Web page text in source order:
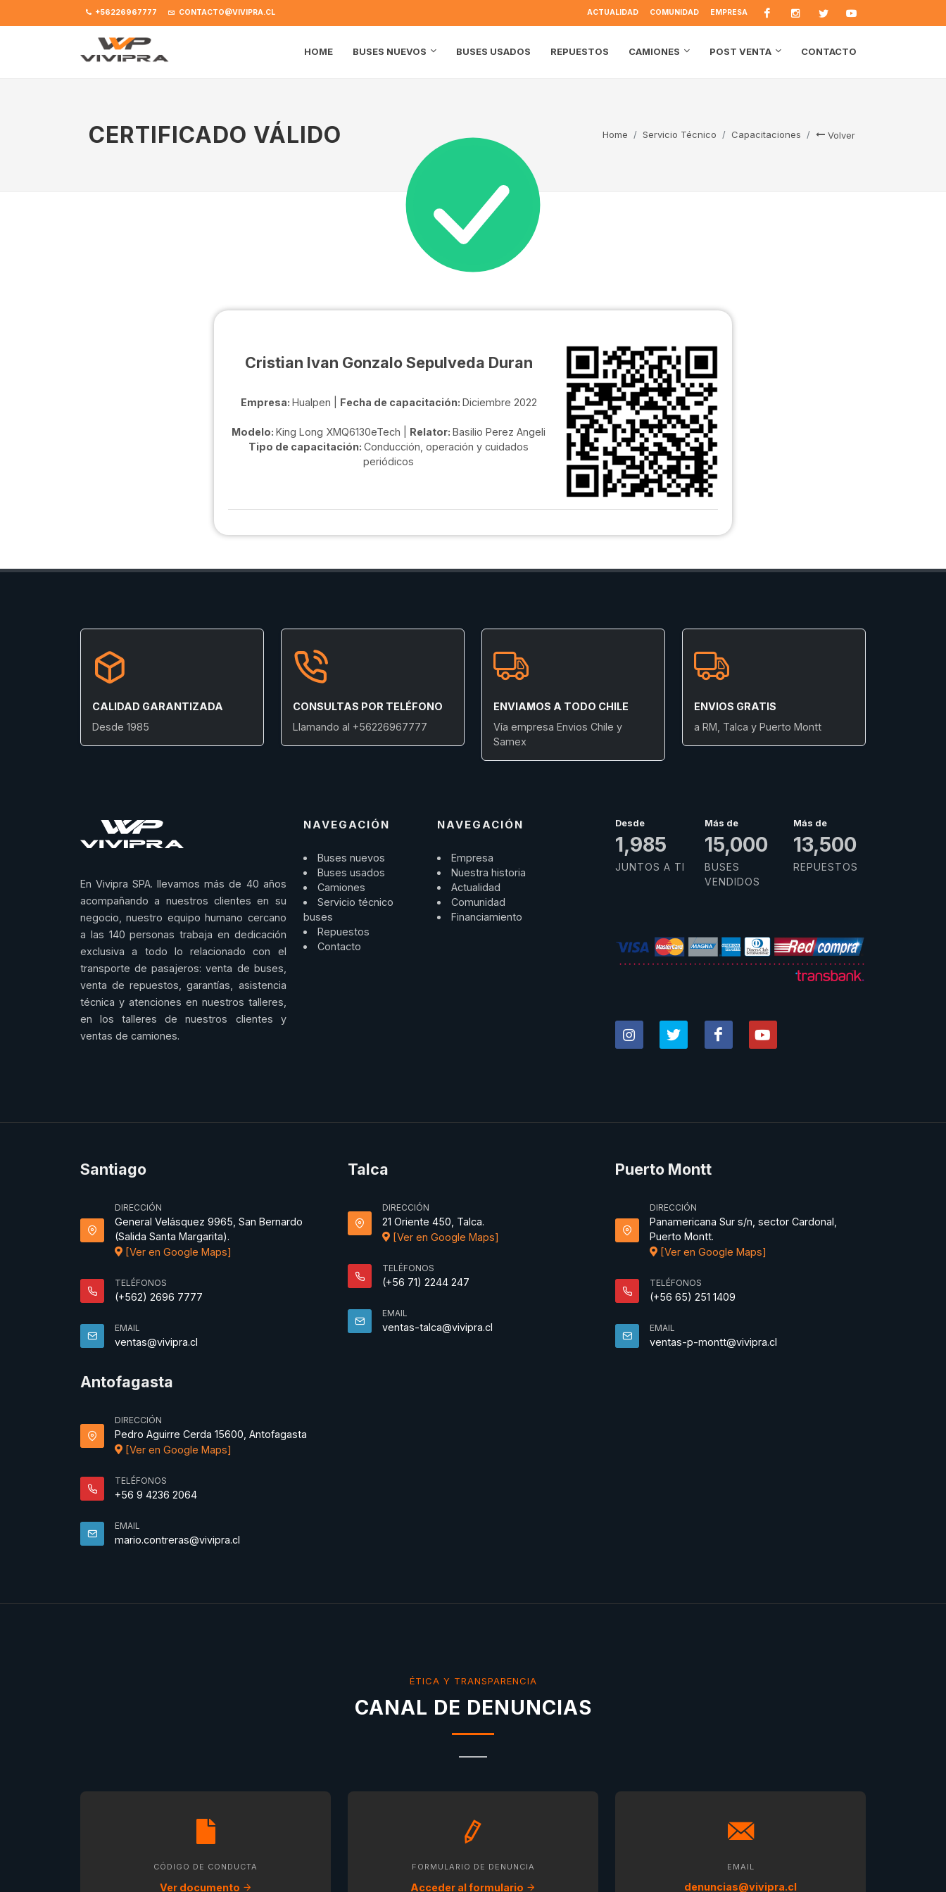
+56226967777 CONTACTO@VIVIPRA.CL ACTUALIDAD COMUNIDAD EMPRESA
HOME BUSES NUEVOS BUSES USADOS REPUESTOS CAMIONES POST VENTA CONTACTO
CERTIFICADO VÁLIDO Home Servicio Técnico Capacitaciones Volver
Cristian Ivan Gonzalo Sepulveda Duran
Empresa: Hualpen | Fecha de capacitación: Diciembre 2022
Modelo: King Long XMQ6130eTech | Relator: Basilio Perez Angeli
Tipo de capacitación: Conducción, operación y cuidados
periódicos
CALIDAD GARANTIZADA
Desde 1985
CONSULTAS POR TELÉFONO
Llamando al +56226967777
ENVIAMOS A TODO CHILE
Vía empresa Envios Chile y
Samex
ENVIOS GRATIS
a RM, Talca y Puerto Montt
En Vivipra SPA. llevamos más de 40 años
acompañando a nuestros clientes en su
negocio, nuestro equipo humano cercano
a las 140 personas trabaja en dedicación
exclusiva a todo lo relacionado con el
transporte de pasajeros: venta de buses,
venta de repuestos, garantías, asistencia
técnica y atenciones en nuestros talleres,
en los talleres de nuestros clientes y
ventas de camiones.
NAVEGACIÓN
Buses nuevos
Buses usados
Camiones
Servicio técnico
buses
Repuestos
Contacto
NAVEGACIÓN
Empresa
Nuestra historia
Actualidad
Comunidad
Financiamiento
Desde
1,985
JUNTOS A TI
Más de
15,000
BUSES
VENDIDOS
Más de
13,500
REPUESTOS
Santiago
DIRECCIÓN
General Velásquez 9965, San Bernardo
(Salida Santa Margarita).
[Ver en Google Maps]
TELÉFONOS
(+562) 2696 7777
EMAIL
ventas@vivipra.cl
Talca
DIRECCIÓN
21 Oriente 450, Talca.
[Ver en Google Maps]
TELÉFONOS
(+56 71) 2244 247
EMAIL
ventas-talca@vivipra.cl
Puerto Montt
DIRECCIÓN
Panamericana Sur s/n, sector Cardonal,
Puerto Montt.
[Ver en Google Maps]
TELÉFONOS
(+56 65) 251 1409
EMAIL
ventas-p-montt@vivipra.cl
Antofagasta
DIRECCIÓN
Pedro Aguirre Cerda 15600, Antofagasta
[Ver en Google Maps]
TELÉFONOS
+56 9 4236 2064
EMAIL
mario.contreras@vivipra.cl
ÉTICA Y TRANSPARENCIA
CANAL DE DENUNCIAS
CÓDIGO DE CONDUCTA
Ver documento
FORMULARIO DE DENUNCIA
Acceder al formulario
EMAIL
denuncias@vivipra.cl